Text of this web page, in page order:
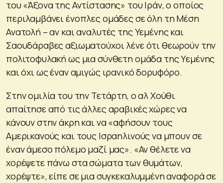
του «Άξονα της Αντίστασης» του Ιράν, ο οποίος
περιλαμβάνει ένοπλες ομάδες σε όλη τη Μέση
Ανατολή – αν και αναλυτές της Υεμένης και
Σαουδάραβες αξιωματούχοι λένε ότι θεωρούν την
πολιτοφυλακή ως μια σύνθετη ομάδα της Υεμένης
και όχι ως έναν αμιγώς ιρανικό δορυφόρο.
Στην ομιλία του την Τετάρτη, ο αλ Χούθι
απαίτησε από τις άλλες αραβικές χώρες να
κάνουν στην άκρη και να «αφήσουν τους
Αμερικανούς και τους Ισραηλινούς να μπουν σε
έναν άμεσο πόλεμο μαζί μας». «Αν θέλετε να
χορέψετε πάνω στα σώματα των θυμάτων,
χορέψτε», είπε σε μια συγκεκαλυμμένη αναφορά σε